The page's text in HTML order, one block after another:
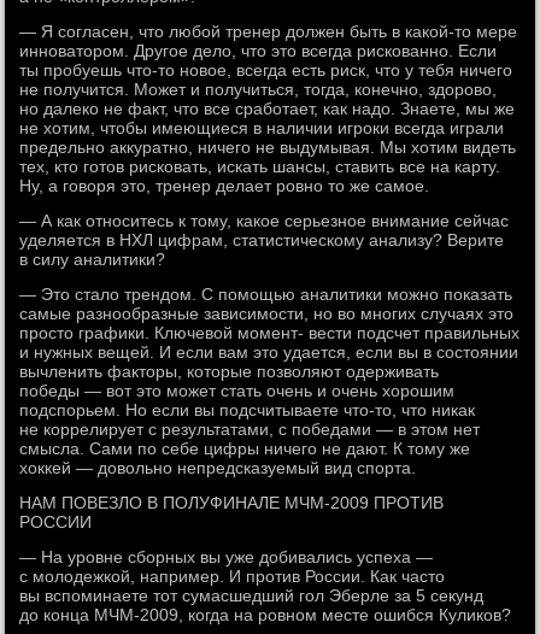
— Я согласен, что любой тренер должен быть в какой-то мере
инноватором. Другое дело, что это всегда рискованно. Если
ты пробуешь что-то новое, всегда есть риск, что у тебя ничего
не получится. Может и получиться, тогда, конечно, здорово,
но далеко не факт, что все сработает, как надо. Знаете, мы же
не хотим, чтобы имеющиеся в наличии игроки всегда играли
предельно аккуратно, ничего не выдумывая. Мы хотим видеть
тех, кто готов рисковать, искать шансы, ставить все на карту.
Ну, а говоря это, тренер делает ровно то же самое.
— А как относитесь к тому, какое серьезное внимание сейчас
уделяется в НХЛ цифрам, статистическому анализу? Верите
в силу аналитики?
— Это стало трендом. С помощью аналитики можно показать
самые разнообразные зависимости, но во многих случаях это
просто графики. Ключевой момент- вести подсчет правильных
и нужных вещей. И если вам это удается, если вы в состоянии
вычленить факторы, которые позволяют одерживать
победы — вот это может стать очень и очень хорошим
подспорьем. Но если вы подсчитываете что-то, что никак
не коррелирует с результатами, с победами — в этом нет
смысла. Сами по себе цифры ничего не дают. К тому же
хоккей — довольно непредсказуемый вид спорта.
НАМ ПОВЕЗЛО В ПОЛУФИНАЛЕ МЧМ-2009 ПРОТИВ
РОССИИ
— На уровне сборных вы уже добивались успеха —
с молодежкой, например. И против России. Как часто
вы вспоминаете тот сумасшедший гол Эберле за 5 секунд
до конца МЧМ-2009, когда на ровном месте ошибся Куликов?